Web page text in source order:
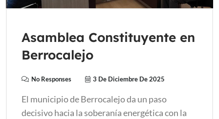
Asamblea Constituyente en
Berrocalejo
No Responses 3 De Diciembre De 2025
El municipio de Berrocalejo da un paso
decisivo hacia la soberanía energética con la